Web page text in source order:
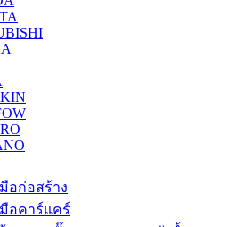
อก่อสร้าง
อคาร์แคร์